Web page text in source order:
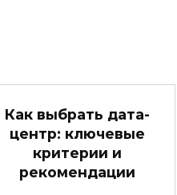
Как выбрать дата-
центр: ключевые
критерии и
рекомендации